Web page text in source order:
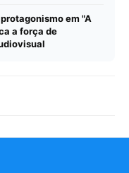
em "A
a força de